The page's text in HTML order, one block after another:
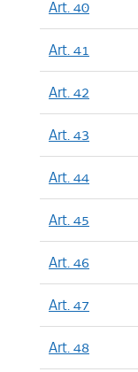
Art. 40
Art. 41
Art. 42
Art. 43
Art. 44
Art. 45
Art. 46
Art. 47
Art. 48